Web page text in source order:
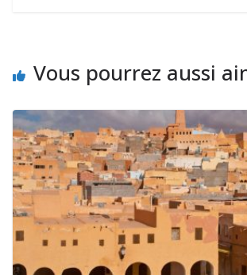
Vous pourrez aussi